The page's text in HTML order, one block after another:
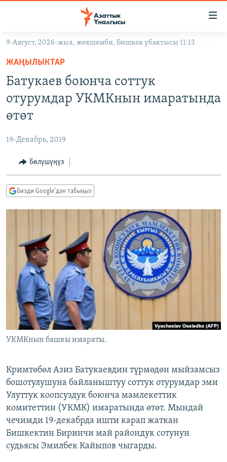
Навигацияга
өтүңүз
Издөөгө
салыңызКЫРГЫЗСТАН
МАДАНИЯТ
ДҮЙНӨ
УКРАИНА
ТВ ПРОГРАММАЛАР
БҮГҮН АЗАТТЫКТА
ЭЖЕ-СИҢДИЛЕР
АЗАТТЫК+
ЫҢГАЙСЫЗ СУРООЛОР
ПОДКАСТ
Русский
ОНЛАЙН ШЕРИНЕ
ЭЕ/АРнун бардык сайттары
9-Август, 2026-жыл, жекшемби, Бишкек убактысы 11:13
ЖАҢЫЛЫКТАР
Батукаев боюнча соттук
отурумдар УКМКнын имаратында
өтөт
19-Декабрь, 2019
Бөлүшүңүз
Бизди Google'дан табыңыз
УКМКнын башкы имараты.
Кримтөбөл Азиз Батукаевдин түрмөдөн мыйзамсыз
бошотулушуна байланыштуу соттук отурумдар эми
Улуттук коопсуздук боюнча мамлекеттик
комитеттин (УКМК) имаратында өтөт. Мындай
чечимди 19-декабрда ишти карап жаткан
Бишкектин Биринчи май райондук сотунун
судьясы Эмилбек Кайыпов чыгарды.